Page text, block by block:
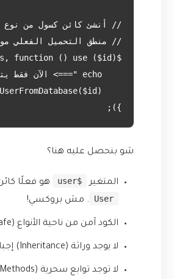
});
شو بنحصل عليه هنا؟
المتغير $user
هو فعلًا
User
. مش بروكسي!
الكود آمن من ناحية الأنواع (Type-safe).
لا يوجد وراثة (Inheritance) إجبارية.